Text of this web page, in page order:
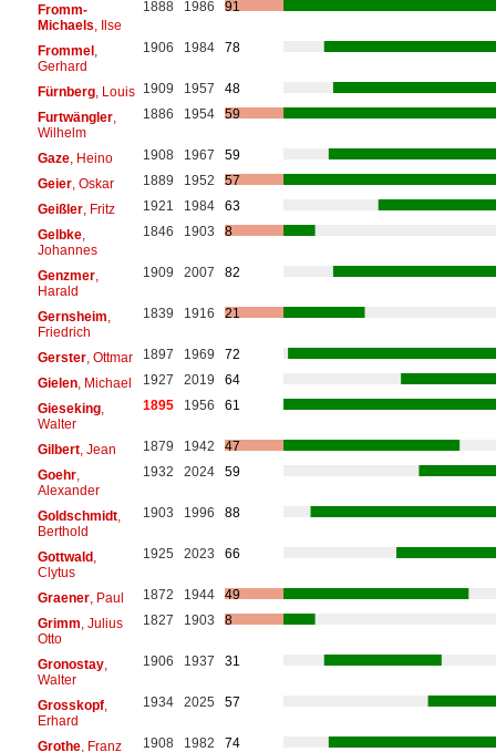
Fromm-
Michaels , Ilse
1888 1986 91
Frommel,
Gerhard
1906 1984 78
Fürnberg, Louis 1909 1957
48
Furtwängler,
Wilhelm
1886 1954 59
Gaze, Heino 1908 1967
59
Geier, Oskar 1889 1952
57
Geißler, Fritz 1921 1984
63
Gelbke,
Johannes
1846 1903 8
Genzmer,
Harald
1909 2007 82
Gernsheim
Friedrich
1839 1916 21
Gerster, Ottmar 1897 1969
72
Gielen, Michael 1927 2019
64
Gieseking,
Walter
1895 1956 61
Gilbert, Jean 1879 1942
47
Goehr,
Alexander
1932 2024 59
Goldschmidt,
Berthold
1903 1996 88
Gottwald,
Clytus
1925 2023 66
Graener, Paul 1872 1944
49
Grimm , Julius
Otto
1827 1903 8
Gronostay,
Walter
1906 1937 31
Grosskopf,
Erhard
1934 2025 57
Grothe, Franz 1908 1982
74